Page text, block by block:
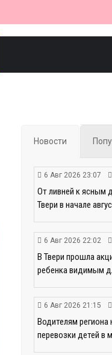
Новости
6 Авг 2026 23:07
От ливней к ясным
Твери в начале
6 Авг 2026 22:02
В Твери прошла
ребенка видимым
6 Авг 2026 21:15
Водителям
перевозки детей в